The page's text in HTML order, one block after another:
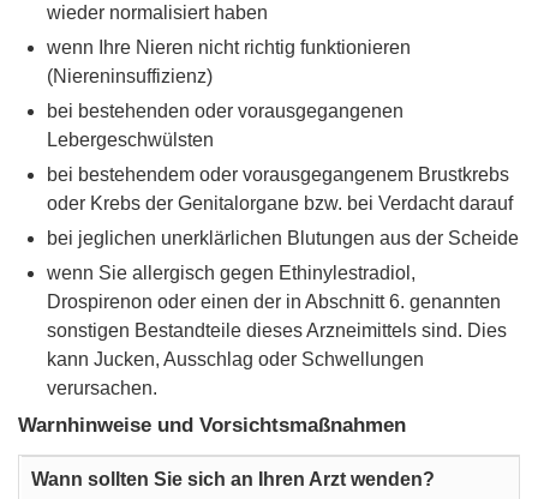
wieder normalisiert haben
wenn Ihre Nieren nicht richtig funktionieren
(Niereninsuffizienz)
bei bestehenden oder vorausgegangenen
Lebergeschwülsten
bei bestehendem oder vorausgegangenem Brustkrebs
oder Krebs der Genitalorgane bzw. bei Verdacht darauf
bei jeglichen unerklärlichen Blutungen aus der Scheide
wenn Sie allergisch gegen Ethinylestradiol,
Drospirenon oder einen der in Abschnitt 6. genannten
sonstigen Bestandteile dieses Arzneimittels sind. Dies
kann Jucken, Ausschlag oder Schwellungen
verursachen.
Warnhinweise und Vorsichtsmaßnahmen
Wann sollten Sie sich an Ihren Arzt wenden?